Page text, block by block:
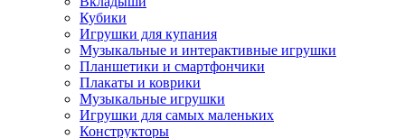
Кубики
Игрушки для купания
Музыкальные и интерактивные игрушки
Планшетики и смартфончики
Плакаты и коврики
Музыкальные игрушки
Игрушки для самых маленьких
Конструкторы